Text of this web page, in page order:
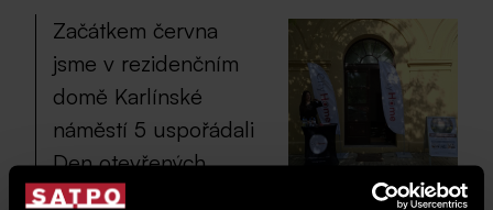
Začátkem června
jsme v rezidenčním
domě Karlínské
náměstí 5 uspořádali
Den otevřených
dveří.